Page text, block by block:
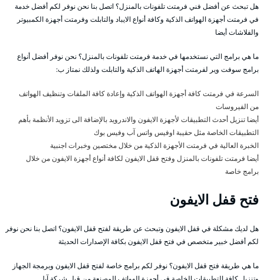
هل تبحث عن أفضل فني فرمتت تلفونات بالمنزل؟ اتصل بنا نحن نوفر لكم أفضل خدمة
في فرمتت أجهزة الهواتف الذكية وكافة أنواع الايباد والتابلت وفرمتت أجهزة الكمبيوتر
والفلاشات أيضا
ما هي برامج التي نستخدمها في خدمة فرمتت تلفونات بالمنزل؟ نحن نوفر أفضل أنواع
برامج سوفت وير لفرمتت أجهزة الهاتف الذكية والتابلت ولذلك نمتاز ب:
السرعة في فرمتت كافة أجهزة الهواتف الذكية وإعادة كافة الملفات وتنظيف الهواتف
من الفيروسات
أيضا تنزيل أحدث التطبيقات لأجهزة الايفون والاندرويد بالإضافة الى تزويد الأنظمة بأهم
التطبيقات الخاصة مثل حقيبة اوفيس واتس آب وفيس بوك
الخبرة العالية في فرمتت الأجهزة الذكية من خلال مختصين وخبرات اجنبية
أيضا فرمتت تلفونات بالمنزل وفتح قفل الايفون لكافة أنواع أجهزة الايفون من خلال
برامج خاصة
فتح قفل الايفون
هل لديك مشكلة في قفل الايفون وتبحث عن طريقة لفتح قفل الايفون؟ اتصل بنا نحن نوفر
لكم أفضل خبير متخصص في فتح قفل الايفون بكافة الإصدارات الحديثة
ما هي طريقة فتح قفل الايفون؟ نوفر لكم برامج خاصة لفتح قفل الايفون وبرمجة الجهاز